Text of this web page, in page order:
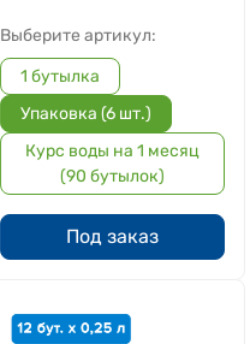
Выберите артикул:
1 бутылка
Упаковка (6 шт.)
Курс воды на 1 месяц
(90 бутылок)
Под заказ